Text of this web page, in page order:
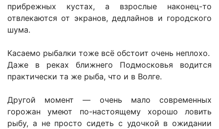
прибрежных кустах, а взрослые наконец-то
отвлекаются от экранов, дедлайнов и городского
шума.
Касаемо рыбалки тоже всё обстоит очень неплохо.
Даже в реках ближнего Подмосковья водится
практически та же рыба, что и в Волге.
Другой момент — очень мало современных
горожан умеют по-настоящему хорошо ловить
рыбу, а не просто сидеть с удочкой в ожидании